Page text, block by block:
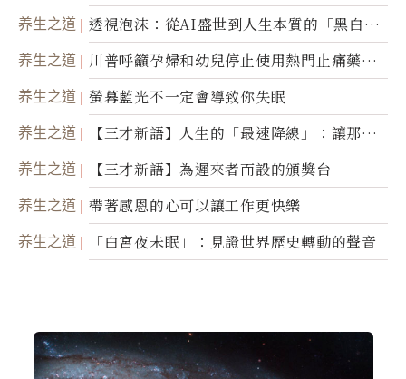
省思
养生之道
透視泡沫：從AI盛世到人生本質的「黑白一
瞬」
养生之道
川普呼籲孕婦和幼兒停止使用熱門止痛藥泰
諾
养生之道 螢幕藍光不一定會導致你失眠
养生之道
【三才新語】人生的「最速降線」：讓那道
光，帶你滑向自己
养生之道 【三才新語】為遲來者而設的頒獎台
养生之道 帶著感恩的心可以讓工作更快樂
养生之道 「白宮夜未眠」：見證世界歷史轉動的聲音